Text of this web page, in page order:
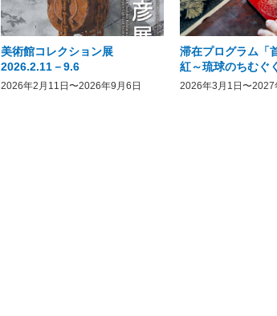
美術館コレクション展
2026.2.11－9.6
2026年2月11日〜2026年9月6日
滞在プログラム「
紅～琉球のちむぐ
2026年3月1日〜2027